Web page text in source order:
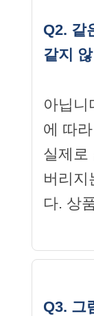
Q2. 같
같지
아닙니
에 따
실제로
버리지
다. 상
Q3. 그